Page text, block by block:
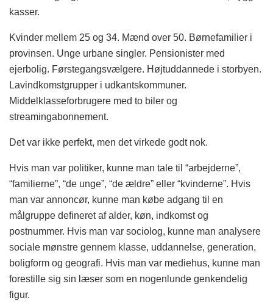
kasser.
Kvinder mellem 25 og 34. Mænd over 50. Børnefamilier i
provinsen. Unge urbane singler. Pensionister med
ejerbolig. Førstegangsvælgere. Højtuddannede i storbyen.
Lavindkomstgrupper i udkantskommuner.
Middelklasseforbrugere med to biler og
streamingabonnement.
Det var ikke perfekt, men det virkede godt nok.
Hvis man var politiker, kunne man tale til “arbejderne”,
“familierne”, “de unge”, “de ældre” eller “kvinderne”. Hvis
man var annoncør, kunne man købe adgang til en
målgruppe defineret af alder, køn, indkomst og
postnummer. Hvis man var sociolog, kunne man analysere
sociale mønstre gennem klasse, uddannelse, generation,
boligform og geografi. Hvis man var mediehus, kunne man
forestille sig sin læser som en nogenlunde genkendelig
figur.